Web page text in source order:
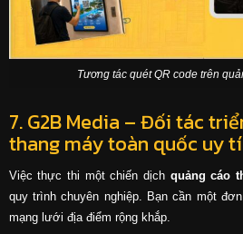
Tương tác quét QR code trên
7. G2B Media – Đối tác
thang máy toàn quốc uy
Việc thực thi một chiến dịch quảng cáo
quy trình chuyên nghiệp. Bạn cần một
mạng lưới địa điểm rộng khắp.